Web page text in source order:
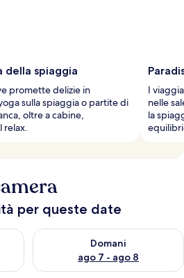
della spiaggia
promette delizie in
sulla spiaggia o partite di
oltre a cabine,
I
nelle
la
per queste date
sera, ago 6 - ago 7
Domani
ago 7 - ago 8
Verifica la disponibilità per